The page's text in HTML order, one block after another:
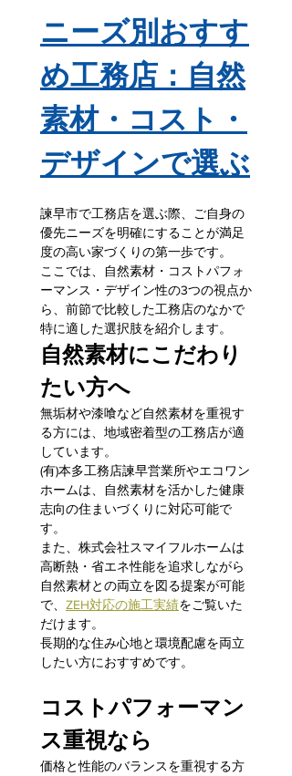
ニーズ別おすす
め工務店：自然
素材・コスト・
デザインで選ぶ
諫早市で工務店を選ぶ際、ご自身の
優先ニーズを明確にすることが満足
度の高い家づくりの第一歩です。
ここでは、自然素材・コストパフォ
ーマンス・デザイン性の3つの視点か
ら、前節で比較した工務店のなかで
特に適した選択肢を紹介します。
自然素材にこだわり
たい方へ
無垢材や漆喰など自然素材を重視す
る方には、地域密着型の工務店が適
しています。
(有)本多工務店諫早営業所やエコワン
ホームは、自然素材を活かした健康
志向の住まいづくりに対応可能で
す。
また、株式会社スマイフルホームは
高断熱・省エネ性能を追求しながら
自然素材との両立を図る提案が可能
で、 ZEH対応の施工実績をご覧いた
だけます。
長期的な住み心地と環境配慮を両立
したい方におすすめです。
コストパフォーマン
ス重視なら
価格と性能のバランスを重視する方